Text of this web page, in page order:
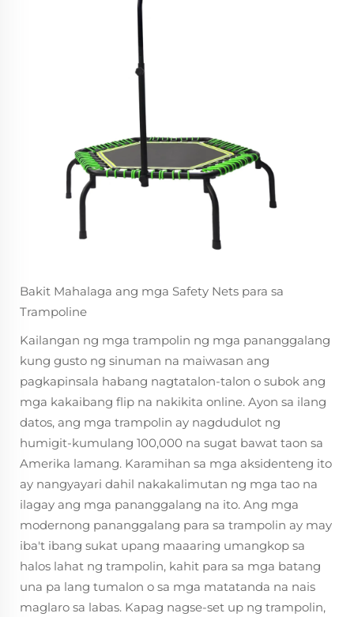
Bakit Mahalaga ang mga Safety Nets para sa
Trampoline
Kailangan ng mga trampolin ng mga pananggalang
kung gusto ng sinuman na maiwasan ang
pagkapinsala habang nagtatalon-talon o subok ang
mga kakaibang flip na nakikita online. Ayon sa ilang
datos, ang mga trampolin ay nagdudulot ng
humigit-kumulang 100,000 na sugat bawat taon sa
Amerika lamang. Karamihan sa mga aksidenteng ito
ay nangyayari dahil nakakalimutan ng mga tao na
ilagay ang mga pananggalang na ito. Ang mga
modernong pananggalang para sa trampolin ay may
iba't ibang sukat upang maaaring umangkop sa
halos lahat ng trampolin, kahit para sa mga batang
una pa lang tumalon o sa mga matatanda na nais
maglaro sa labas. Kapag nagse-set up ng trampolin,